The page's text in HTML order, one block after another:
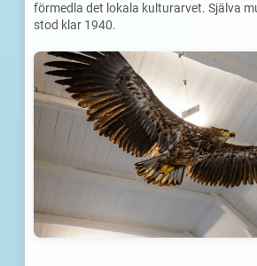
förmedla det lokala kulturarvet. Själva
stod klar 1940.